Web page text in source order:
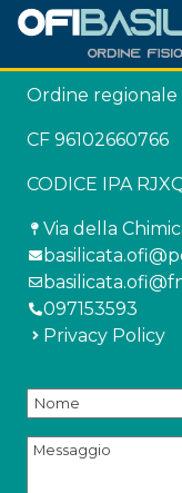
Ordine regionale
CF 96102660766
CODICE IPA
Via della
097153593
Privacy Policy